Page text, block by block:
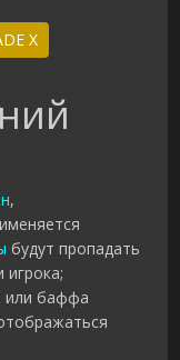
X
,
будут пропадать
или баффа